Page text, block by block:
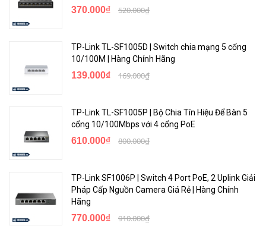
370.000₫ 520.000₫
TP-Link TL-SF1005D | Switch chia mạng 5 cổng
10/100M | Hàng Chính Hãng
139.000₫ 169.000₫
TP-Link TL-SF1005P | Bộ Chia Tín Hiệu Để Bàn 5
cổng 10/100Mbps với 4 cổng PoE
610.000₫ 800.000₫
TP-Link SF1006P | Switch 4 Port PoE, 2 Uplink Giải
Pháp Cấp Nguồn Camera Giá Rẻ | Hàng Chính
Hãng
770.000₫ 910.000₫